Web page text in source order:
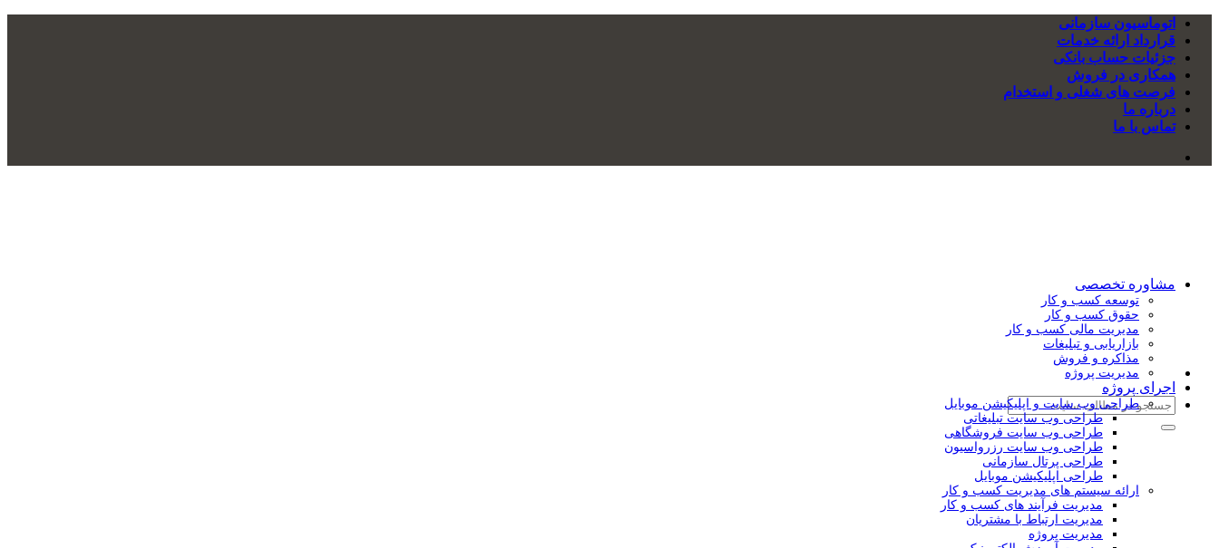
Skip
content
اتوماسیون سازمانی
قرارداد ارائه خدمات
جزئیات حساب بانکی
همکاری در فروش
فرصت های شغلی و استخدام
درباره ما
تماس با ما
مشاوره تخصصی
توسعه کسب و کار
حقوق کسب و کار
مدیریت مالی کسب و کار
بازاریابی و تبلیغات
مذاکره و فروش
مدیریت پروژه
اجرای پروژه
طراحی وب سایت و اپلیکیشن موبایل
طراحی وب سایت تبلیغاتی
طراحی وب سایت فروشگاهی
طراحی وب سایت رزرواسیون
طراحی پرتال سازمانی
طراحی اپلیکیشن موبایل
ارائه سیستم های مدیریت کسب و کار
مدیریت فرآیند های کسب و کار
مدیریت ارتباط با مشتریان
مدیریت پروژه